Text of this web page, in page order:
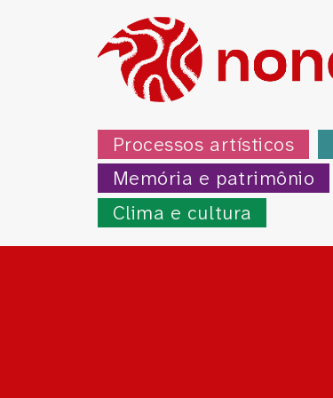
Processos artísticos
Memória e patrimônio
Clima e cultura